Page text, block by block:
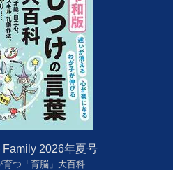
Family 2026年夏号
育つ「育脳」大百科